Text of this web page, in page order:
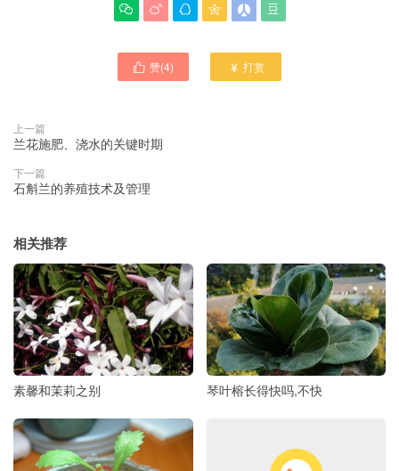
     
 赞(4)  打赏
上一篇
兰花施肥、浇水的关键时期
下一篇
石斛兰的养殖技术及管理
相关推荐
素馨和茉莉之别 琴叶榕长得快吗,不快